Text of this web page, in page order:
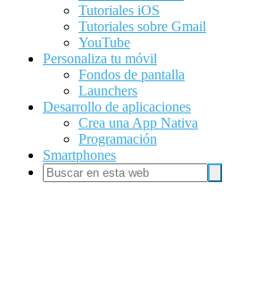
Tutoriales iOS
Tutoriales sobre Gmail
YouTube
Personaliza tu móvil
Fondos de pantalla
Launchers
Desarrollo de aplicaciones
Crea una App Nativa
Programación
Smartphones
Buscar
en